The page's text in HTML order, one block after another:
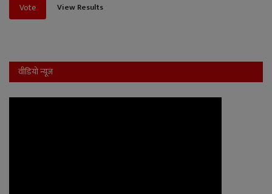
Vote View Results
वीडियो न्यूज